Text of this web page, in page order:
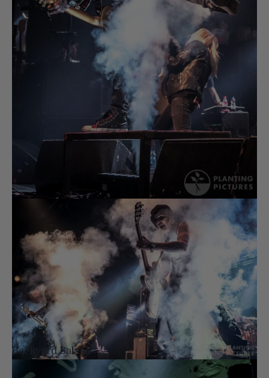
Backyard Babies